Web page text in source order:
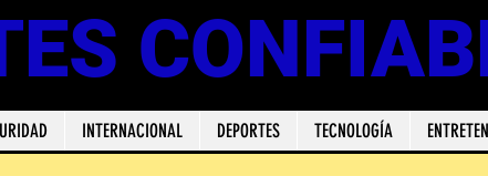
INTERNACIONAL DEPORTES TECNOLOGÍA